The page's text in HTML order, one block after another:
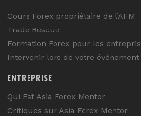
Cours Forex propriétaire de l’AFM
Trade Rescue
Formation Forex pour les
Intervenir lors de votre événement
ENTREPRISE
Qui Est Asia Forex Mentor
Critiques sur Asia Forex Mentor